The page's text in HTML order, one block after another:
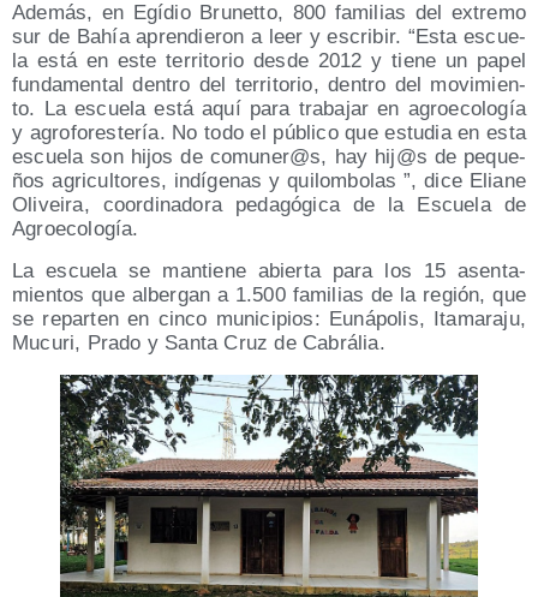
Ade­más, en Egí­dio Bru­net­to, 800 fami­lias del extre­mo
sur de Bahía apren­die­ron a leer y escri­bir. “Esta escue­
la está en este terri­to­rio des­de 2012 y tie­ne un papel
fun­da­men­tal den­tro del terri­to­rio, den­tro del movi­mien­
to. La escue­la está aquí para tra­ba­jar en agro­eco­lo­gía
y agro­fo­res­te­ría. No todo el públi­co que estu­dia en esta
escue­la son hijos de comuner@s, hay hij@s de peque­
ños agri­cul­to­res, indí­ge­nas y qui­lom­bo­las ”, dice Elia­ne
Oli­vei­ra, coor­di­na­do­ra peda­gó­gi­ca de la Escue­la de
Agroecología.
La escue­la se man­tie­ne abier­ta para los 15 asen­ta­
mien­tos que alber­gan a 1.500 fami­lias de la región, que
se repar­ten en cin­co muni­ci­pios: Euná­po­lis, Ita­ma­ra­ju,
Mucu­ri, Pra­do y San­ta Cruz de Cabrália.